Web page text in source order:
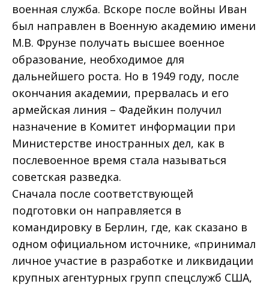
военная служба. Вскоре после войны Иван
был направлен в Военную академию имени
М.В. Фрунзе получать высшее военное
образование, необходимое для
дальнейшего роста. Но в 1949 году, после
окончания академии, прервалась и его
армейская линия – Фадейкин получил
назначение в Комитет информации при
Министерстве иностранных дел, как в
послевоенное время стала называться
советская разведка.
Сначала после соответствующей
подготовки он направляется в
командировку в Берлин, где, как сказано в
одном официальном источнике, «принимал
личное участие в разработке и ликвидации
крупных агентурных групп спецслужб США,